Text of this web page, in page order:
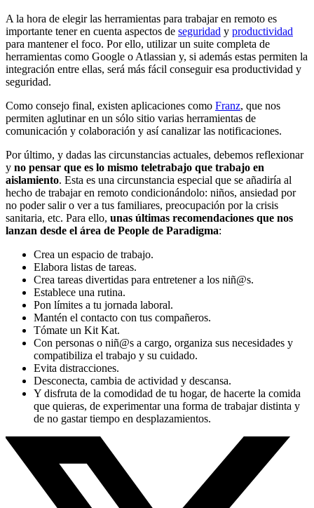
A la hora de elegir las herramientas para trabajar en remoto es
importante tener en cuenta aspectos de seguridad y productividad
para mantener el foco. Por ello, utilizar un suite completa de
herramientas como Google o Atlassian y, si además estas permiten la
integración entre ellas, será más fácil conseguir esa productividad y
seguridad.
Como consejo final, existen aplicaciones como Franz, que nos
permiten aglutinar en un sólo sitio varias herramientas de
comunicación y colaboración y así canalizar las notificaciones.
Por último, y dadas las circunstancias actuales, debemos reflexionar
y no pensar que es lo mismo teletrabajo que trabajo en
aislamiento. Esta es una circunstancia especial que se añadiría al
hecho de trabajar en remoto condicionándolo: niños, ansiedad por
no poder salir o ver a tus familiares, preocupación por la crisis
sanitaria, etc. Para ello, unas últimas recomendaciones que nos
lanzan desde el área de People de Paradigma:
Crea un espacio de trabajo.
Elabora listas de tareas.
Crea tareas divertidas para entretener a los niñ@s.
Establece una rutina.
Pon límites a tu jornada laboral.
Mantén el contacto con tus compañeros.
Tómate un Kit Kat.
Con personas o niñ@s a cargo, organiza sus necesidades y
compatibiliza el trabajo y su cuidado.
Evita distracciones.
Desconecta, cambia de actividad y descansa.
Y disfruta de la comodidad de tu hogar, de hacerte la comida
que quieras, de experimentar una forma de trabajar distinta y
de no gastar tiempo en desplazamientos.